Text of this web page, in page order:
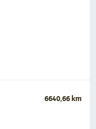
6640,66 km